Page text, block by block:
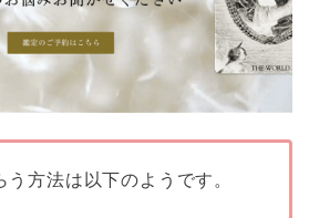
方法は以下のようです。